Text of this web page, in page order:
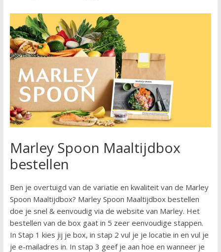
Marley Spoon Maaltijdbox
bestellen
Ben je overtuigd van de variatie en kwaliteit van de Marley
Spoon Maaltijdbox? Marley Spoon Maaltijdbox bestellen
doe je snel & eenvoudig via de website van Marley. Het
bestellen van de box gaat in 5 zeer eenvoudige stappen.
In Stap 1 kies jij je box, in stap 2 vul je je locatie in en vul je
je e-mailadres in. In stap 3 geef je aan hoe en wanneer je